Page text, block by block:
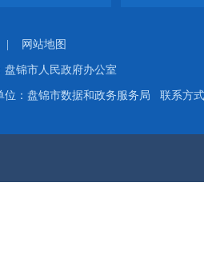
网站地图
盘锦市人民政府办公室
位：盘锦市数据和政务服务局 联系方